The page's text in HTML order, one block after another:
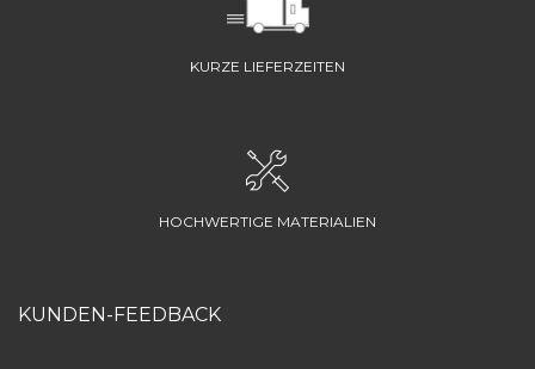
KURZE LIEFERZEITEN
HOCHWERTIGE MATERIALIEN
KUNDEN-FEEDBACK